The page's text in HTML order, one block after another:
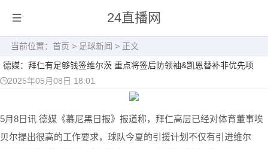
24直播网
当前位置： 首页 > 足球新闻 > 正文
德媒：拜仁有足够钱签维尔茨 重点将签后防领袖&凯恩替补非优先项
2025年05月08日 18:01
5月8日讯 德媒《慕尼黑日报》报道称，拜仁高层已经对体育董事埃
贝尔提出很高的工作要求，球队今夏的引援计划不仅有引进维尔